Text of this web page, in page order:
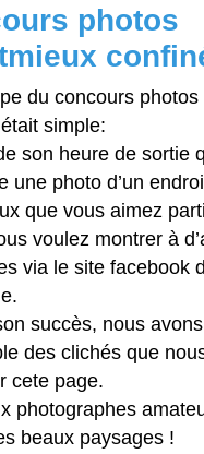
photos
du concours
simple:
son heure de sortie
une photo d’un
que vous aimez
voulez montrer à
via le site facebook
succès, nous
des clichés que
cete page.
photographes
beaux paysages !